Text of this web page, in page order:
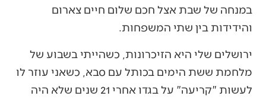
במנחה של שבת אצל חכם שלום חיים צארום
והידידות בין שתי המשפחות.
ירושלים שלי היא הזיכרונות, כשהייתי בשבוע של
מלחמת ששת הימים בכותל עם סבא, כשאני עוזר לו
לעשות "קריעה" על בגדו אחרי 21 שנים שלא היה